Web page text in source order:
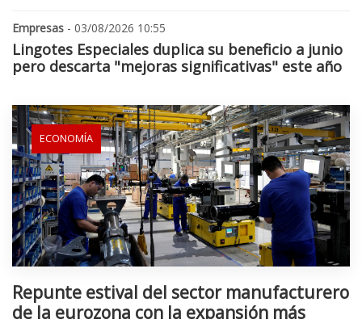
Empresas - 03/08/2026 10:55
Lingotes Especiales duplica su beneficio a junio
pero descarta "mejoras significativas" este año
ECONOMÍA
Repunte estival del sector manufacturero
de la eurozona con la expansión más